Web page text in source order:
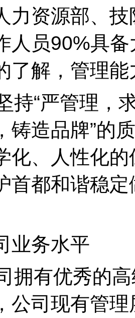
力资源部、
人员90%具
了解，管理
“严管理，
铸造品牌”的
化、人性化
首都和谐稳
业务水平
有优秀的高
公司现有管